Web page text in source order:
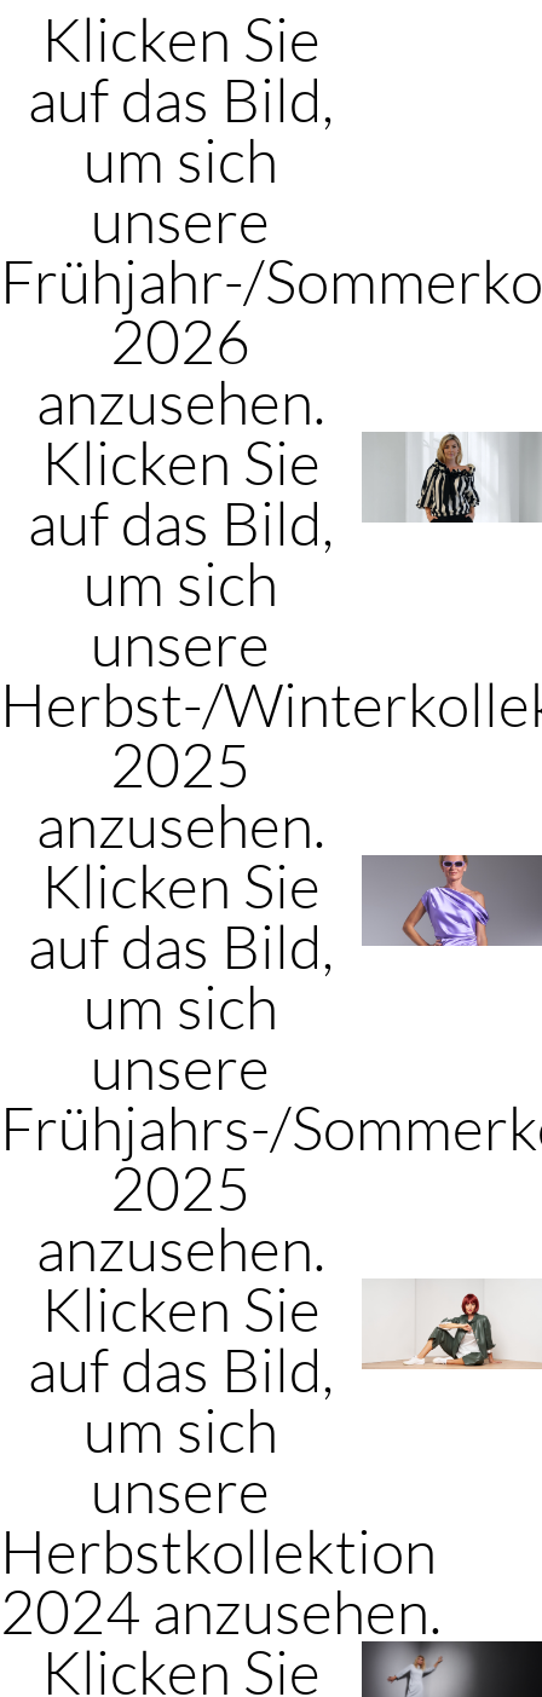
Klicken Sie
auf das Bild,
um sich
unsere
Frühjahr-/
2026
anzusehen.
Klicken Sie
auf das Bild,
um sich
unsere
Herbst-/
2025
anzusehen.
Klicken Sie
auf das Bild,
um sich
unsere
Frühjahrs-/
2025
anzusehen.
Klicken Sie
auf das Bild,
um sich
unsere
Herbstkollektion
2024 anzusehen.
Klicken Sie